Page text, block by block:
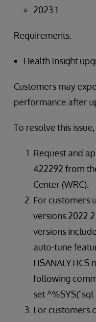
2023.1
Requirements:
Health Insight
Customers may
performance after
To resolve this
Request and
422292 from
Center (WRC).
For customers
versions
versions
auto-tune
following
set ^%SYS("sql
For customers